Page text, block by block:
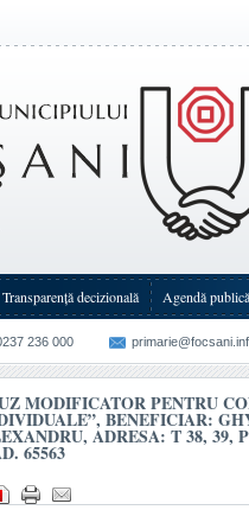
Transparenţă decizională Agendă publică
236 000
MODIFICATOR PENTRU
BENEFICIAR:
ADRESA: T 38, 39,
65563